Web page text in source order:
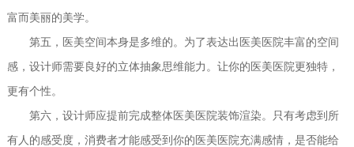
富而美丽的美学。
第五，医美空间本身是多维的。为了表达出医美医院丰富的空间
感，设计师需要良好的立体抽象思维能力。让你的医美医院更独特，
更有个性。
第六，设计师应提前完成整体医美医院装饰渲染。只有考虑到所
有人的感受度，消费者才能感受到你的医美医院充满感情，是否能给